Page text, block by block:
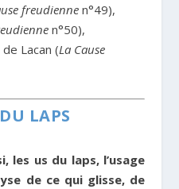
freudiennen°49),
n°50),
Lacan (La Cause
LAPS
les us du laps, l’usage
de ce qui glisse, de